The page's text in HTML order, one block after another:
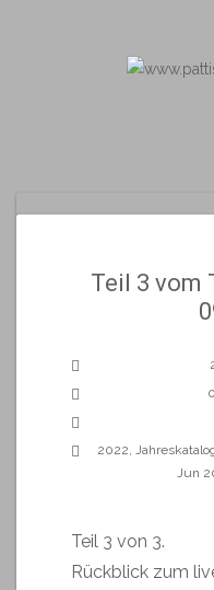
Teil 3 vom
2022,
Jun
Teil 3 von 3.
Rückblick zum